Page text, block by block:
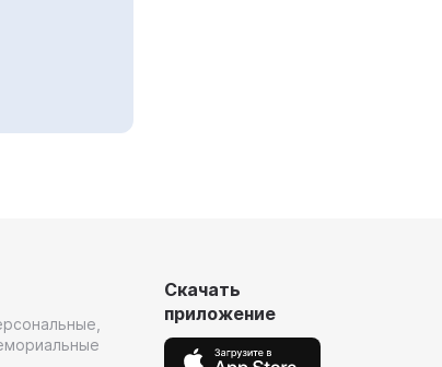
Скачать
приложение